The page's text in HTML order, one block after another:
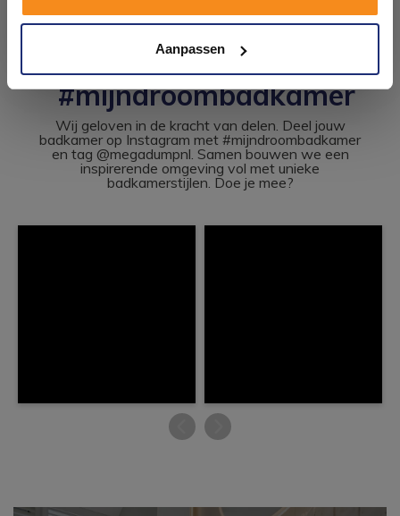
Aanpassen
#mijndroombadkamer
Wij geloven in de kracht van delen. Deel jouw
badkamer op Instagram met #mijndroombadkamer
en tag @megadumpnl. Samen bouwen we een
inspirerende omgeving vol met unieke
badkamerstijlen. Doe je mee?
Kom langs en ervaar zelf het verschil!